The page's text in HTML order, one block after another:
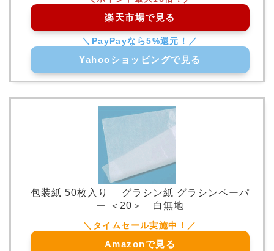
楽天市場で見る
Yahooショッピングで見る
包装紙 50枚入り グラシン紙 グラシンペーパ
ー ＜20＞ 白無地
Amazonで見る